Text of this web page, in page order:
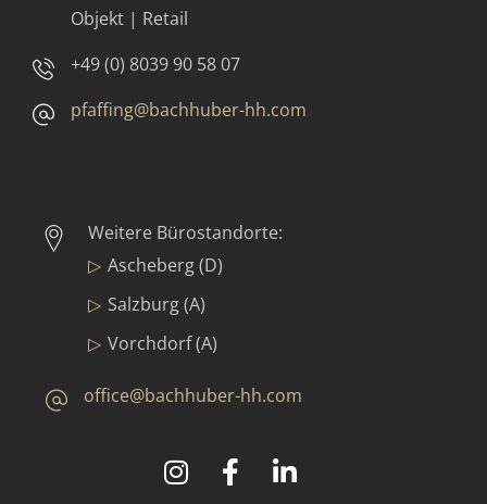
Objekt | Retail
+49 (0) 8039 90 58 07
pfaffing@bachhuber-hh.com
Weitere Bürostandorte:
Ascheberg (D)
Salzburg (A)
Vorchdorf (A)
office@bachhuber-hh.com